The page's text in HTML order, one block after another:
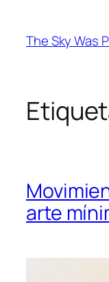
contenido
The Sky Was
arte